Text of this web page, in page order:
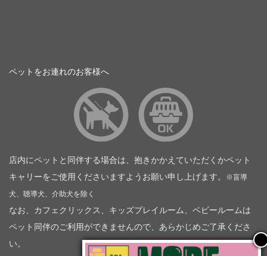
ペットをお連れのお客様へ
店内にペットと同伴する場合は、抱きかかえていただくかペット
キャリーをご使用くださいますようお願い申し上げます。
※盲導
犬、聴導犬、介助犬を除く
なお、カフェクリックス、キッズプレイルーム、ベビールームは
ペット同伴のご利用ができませんので、あらかじめご了承くださ
い。